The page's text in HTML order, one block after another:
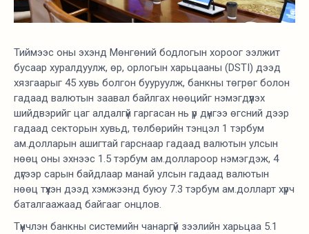
Тиймээс оны эхэнд Мөнгөний бодлогын хороог ээлжит
бусаар хуралдуулж, өр, орлогын харьцааны (DSTI) дээд
хязгаарыг 45 хувь болгон бууруулж, банкны төгрөг болон
гадаад валютын заавал байлгах нөөцийг нэмэгдүүлэх
шийдвэрийг цаг алдалгүй гаргасан нь үр дүнгээ өгсний дээр
гадаад секторын хувьд, төлбөрийн тэнцэл 1 тэрбум
ам.долларын ашигтай гарснаар гадаад валютын улсын
нөөц оны эхнээс 1.5 тэрбум ам.доллароор нэмэгдэж, 4
дүгээр сарын байдлаар манай улсын гадаад валютын
нөөц түүхэн дээд хэмжээнд буюу 7.3 тэрбум ам.долларт хүрч
баталгаажаад байгааг онцлов.
Түүнчлэн банкны системийн чанаргүй зээлийн харьцаа 5.1